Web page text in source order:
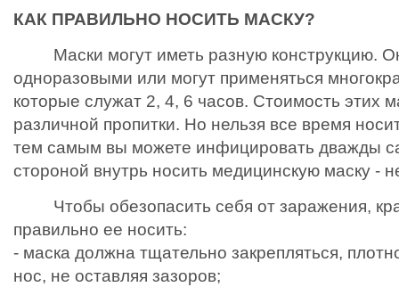
КАК ПРАВИЛЬНО НОСИТЬ МАСКУ?
Маски могут иметь разную конструкцию.
одноразовыми или могут применяться
которые служат 2, 4, 6 часов. Стоимость этих
различной пропитки. Но нельзя все время
тем самым вы можете инфицировать дважды
стороной внутрь носить медицинскую маску -
Чтобы обезопасить себя от заражения,
правильно ее носить:
- маска должна тщательно закрепляться,
нос, не оставляя зазоров;